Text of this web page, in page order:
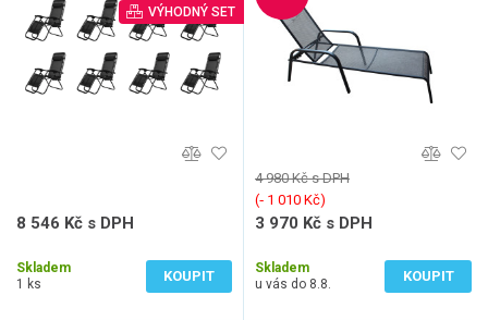
VÝHODNÝ SET
8 546 Kč s DPH
Skladem
1 ks
KOUPIT
4 980 Kč s DPH
(‐ 1 010 Kč)
3 970 Kč s DPH
Skladem
u vás do 8.8.
KOUPIT